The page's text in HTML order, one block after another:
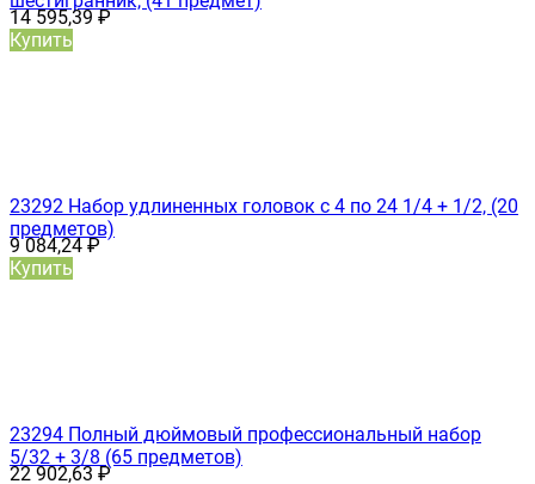
14 595,39₽
Купить
23292 Набор удлиненных головок с 4 по 24 1/4 + 1/2, (20
предметов)
9 084,24₽
Купить
23294 Полный дюймовый профессиональный набор
5/32 + 3/8 (65 предметов)
22 902,63₽